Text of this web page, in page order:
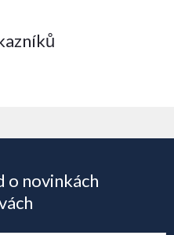
o novinkách